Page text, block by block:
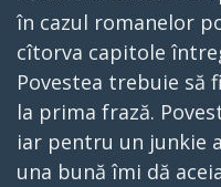
în cazul romanelor
cîtorva capitole
Povestea trebuie să
la prima frază.
iar pentru un junkie
una bună îmi dă